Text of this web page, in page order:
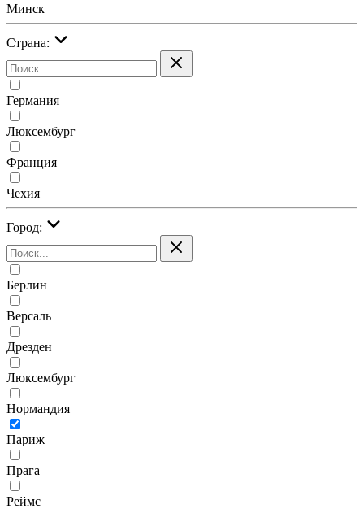
Минск
Страна:
Германия
Люксембург
Франция
Чехия
Город:
Берлин
Версаль
Дрезден
Люксембург
Нормандия
Париж
Прага
Реймс